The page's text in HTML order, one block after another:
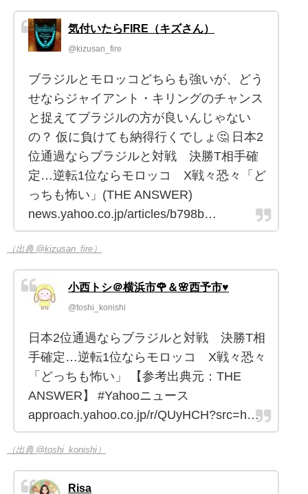
気付いたらFIRE（キズさん）
@kizusan_fire
ブラジルとモロッコどちらも強いが、どう
せならジャイアント・キリングのチャンス
と捉えてブラジルの方が良いんじゃない
の？ 仮に負けても納得行くでしょ🤔 日本2
位通過ならブラジルと対戦 決勝T相手確
定…逆転1位ならモロッコ X戦々恐々「ど
っちも怖い」(THE ANSWER)
news.yahoo.co.jp/articles/b798b…
（出典 @kizusan_fire）
小西トシ＠横浜市🌹＆🌸西予市♥
@toshi_konishi
日本2位通過ならブラジルと対戦 決勝T相
手確定…逆転1位ならモロッコ X戦々恐々
「どっちも怖い」 【参考出典元：THE
ANSWER】 #Yahooニュース
approach.yahoo.co.jp/r/QUyHCH?src=h…
（出典 @toshi_konishi）
Risa